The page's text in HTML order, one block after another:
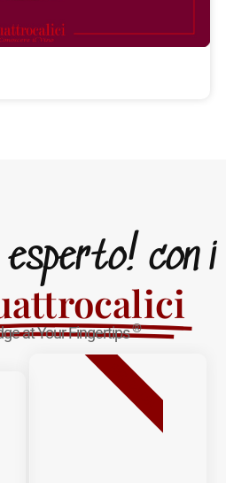
con i
at Your Fingertips®
BESTSELLER